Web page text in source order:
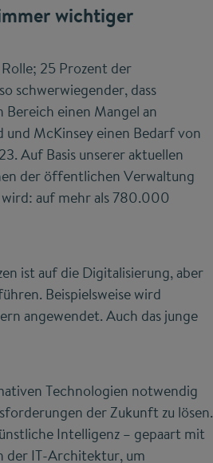
wichtiger
25 Prozent der
schwerwiegender, dass
einen Mangel an
McKinsey einen Bedarf von
Auf Basis unserer aktuellen
der öffentlichen Verwaltung
wird: auf mehr als 780.000
ist auf die Digitalisierung, aber
Beispielsweise wird
angewendet. Auch das junge
Technologien notwendig
der Zukunft zu lösen.
Intelligenz – gepaart mit
der IT-Architektur, um